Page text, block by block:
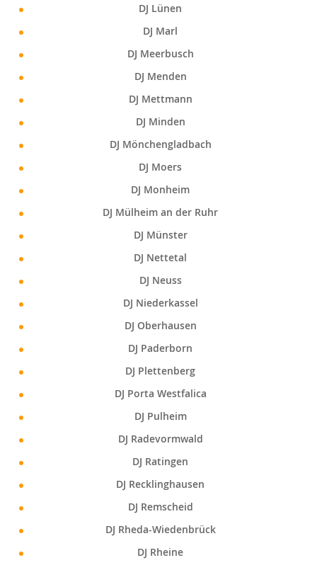
DJ Lünen
DJ Marl
DJ Meerbusch
DJ Menden
DJ Mettmann
DJ Minden
DJ Mönchengladbach
DJ Moers
DJ Monheim
DJ Mülheim an der Ruhr
DJ Münster
DJ Nettetal
DJ Neuss
DJ Niederkassel
DJ Oberhausen
DJ Paderborn
DJ Plettenberg
DJ Porta Westfalica
DJ Pulheim
DJ Radevormwald
DJ Ratingen
DJ Recklinghausen
DJ Remscheid
DJ Rheda-Wiedenbrück
DJ Rheine